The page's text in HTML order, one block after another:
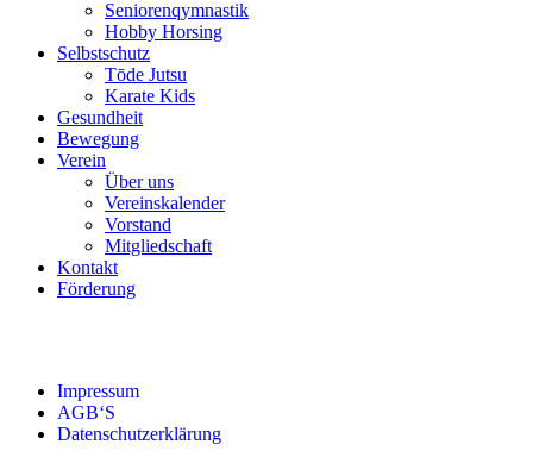
Senio­ren­qym­nas­tik
Hob­by Hor­sing
Selbst­schutz
Tōde Jutsu
Kara­te Kids
Gesund­heit
Bewe­gung
Ver­ein
Über uns
Ver­einska­len­der
Vor­stand
Mit­glied­schaft
Kon­takt
För­de­rung
Impres­sum
AGB‘S
Daten­schutz­er­klä­rung